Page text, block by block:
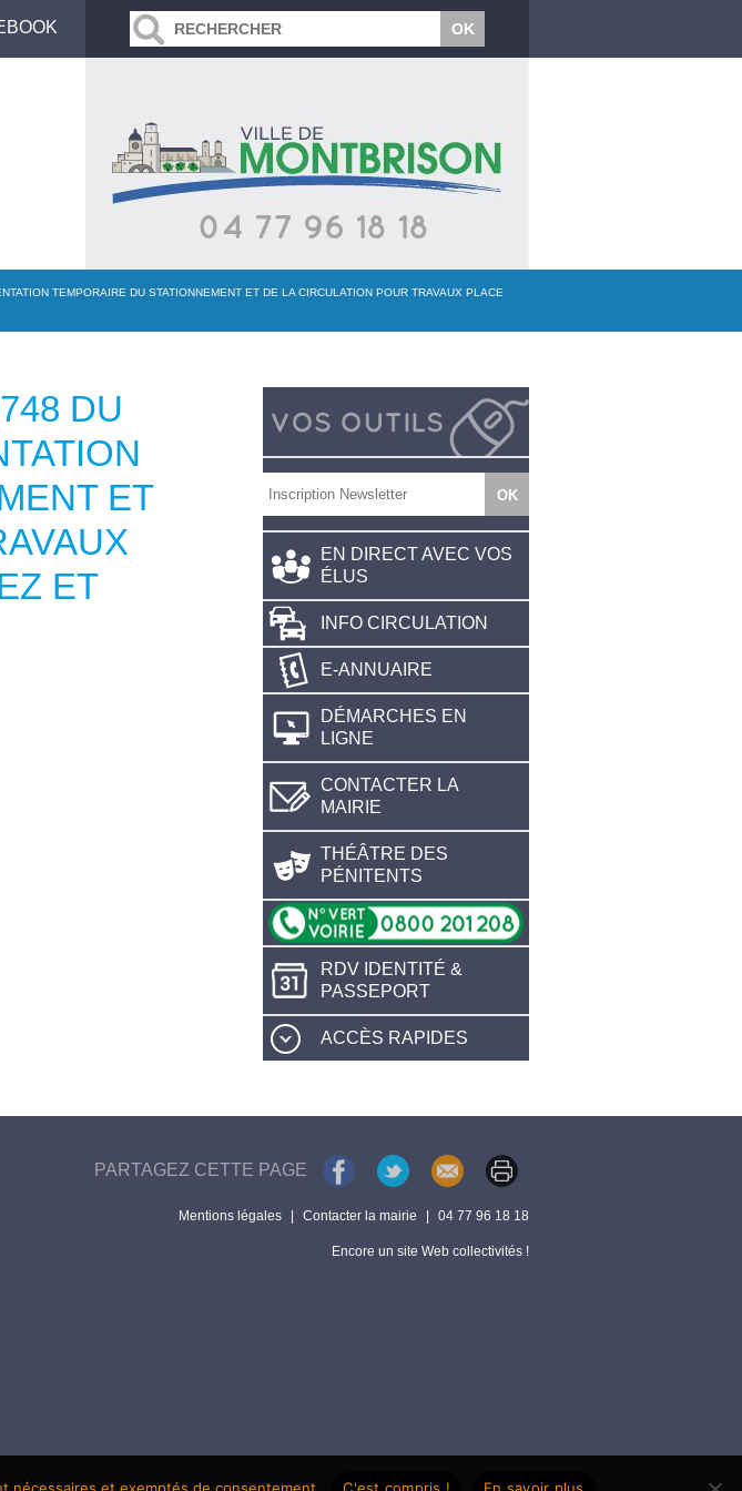
TEMPORAIRE DU STATIONNEMENT ET DE LA CIRCULATION POUR TRAVAUX PLACE
DU
ET
ET
EN DIRECT AVEC VOS
ÉLUS
INFO CIRCULATION
E-ANNUAIRE
DÉMARCHES EN
LIGNE
CONTACTER LA
MAIRIE
THÉÂTRE DES
PÉNITENTS
RDV IDENTITÉ &
PASSEPORT
ACCÈS RAPIDES
PARTAGEZ CETTE PAGE
Mentions légales Contacter la mairie 04 77 96 18 18
Encore un site Web collectivités !